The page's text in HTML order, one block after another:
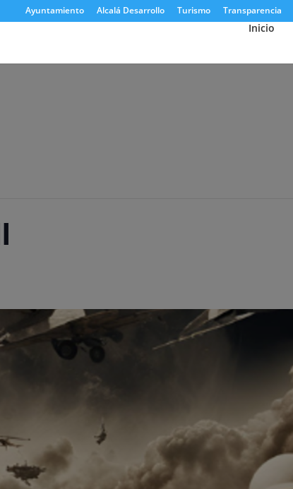
Ayuntamiento Alcalá Desarrollo Turismo Transparencia
Inicio